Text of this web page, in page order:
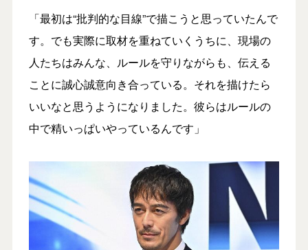
「最初は“批判的な目線”で描こうと思っていたんで
す。でも実際に取材を重ねていくうちに、現場の
人たちはみんな、ルールを守りながらも、伝える
ことに誠心誠意向き合っている。それを描けたら
いいなと思うようになりました。彼らはルールの
中で精いっぱいやっているんです」